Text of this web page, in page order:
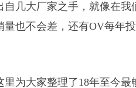
几大厂家之手，就像在
也不会差，还有OV每年
为大家整理了18年至今